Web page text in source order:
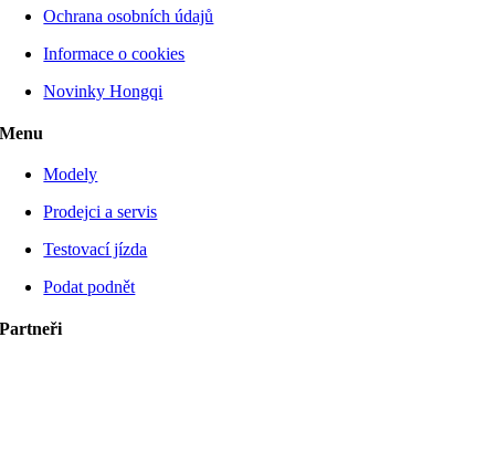
Ochrana osobních údajů
Informace o cookies
Novinky Hongqi
Menu
Modely
Prodejci a servis
Testovací jízda
Podat podnět
Partneři